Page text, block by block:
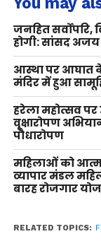
जनहित सर्वोपरि,
होगी: सांसद अजय
आस्था पर आघात
मंदिर में हुआ
हरेला महोत्सव पर
वृक्षारोपण
पौधारोपण
महिलाओं को
व्यापार मंडल
बारह रोजगार
RELATED TOPICS: